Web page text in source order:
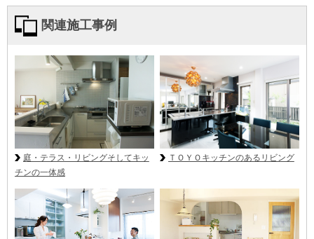
関連施工事例
庭・テラス・リビングそしてキッ
チンの一体感
ＴＯＹＯキッチンのあるリビング